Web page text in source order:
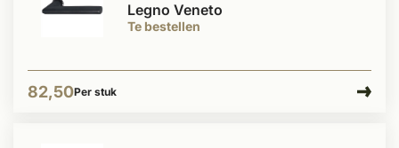
Te bestellen
Legno Veneto
82,50Per stuk